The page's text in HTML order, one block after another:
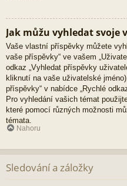
Jak můžu vyhledat svoje
Vaše vlastní příspěvky můžete
vaše příspěvky“ ve vašem
odkaz „Vyhledat příspěvky
kliknutí na vaše uživatelské
příspěvky“ v nabídce „Rychlé
Pro vyhledání vašich témat
které pomocí různých možnosti
témata.
Nahoru
Sledování a záložky